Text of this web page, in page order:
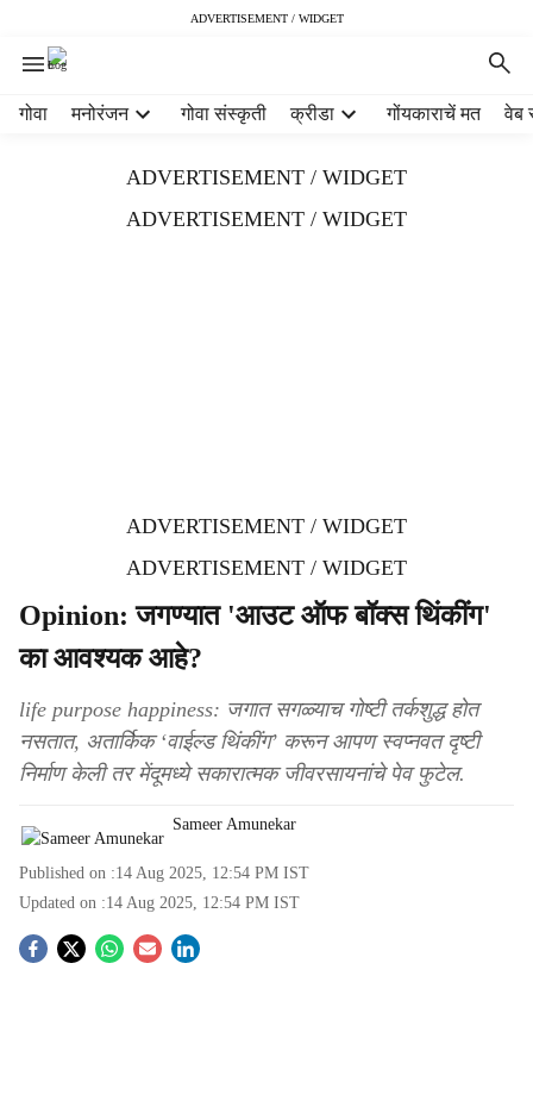
ADVERTISEMENT / WIDGET
गोवा मनोरंजन गोवा संस्कृती क्रीडा गोंयकाराचें मत वेब
ADVERTISEMENT / WIDGET
ADVERTISEMENT / WIDGET
ADVERTISEMENT / WIDGET
ADVERTISEMENT / WIDGET
Opinion: जगण्यात 'आउट ऑफ बॉक्स थिंकींग'
का आवश्यक आहे?
life purpose happiness: जगात सगळ्याच गोष्टी तर्कशुद्ध होत
नसतात, अतार्किक ‘वाईल्ड थिंकींग’ करून आपण स्वप्नवत दृष्टी
निर्माण केली तर मेंदूमध्ये सकारात्मक जीवरसायनांचे पेव फुटेल.
Sameer Amunekar
Published on :14 Aug 2025, 12:54 PM IST
Updated on :14 Aug 2025, 12:54 PM IST
S